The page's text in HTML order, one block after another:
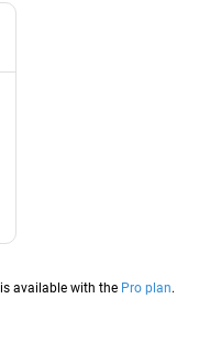
available with the Pro plan.